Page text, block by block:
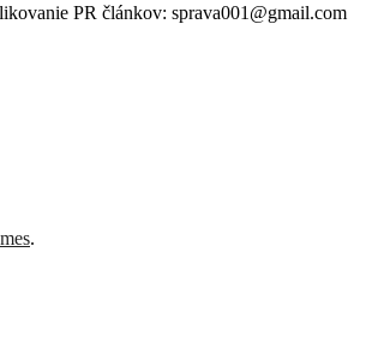
PR článkov: sprava001@gmail.com
.